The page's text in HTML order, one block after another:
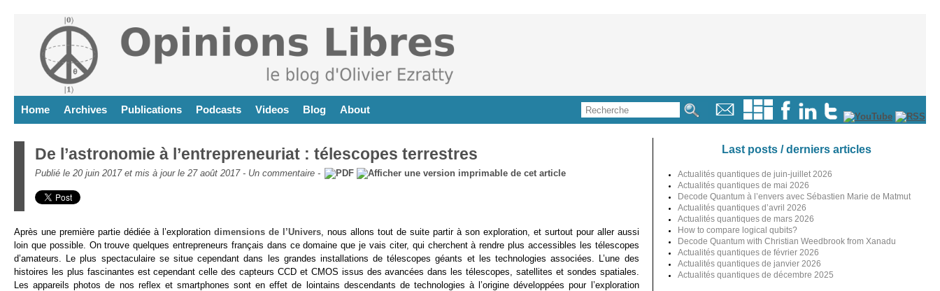
Home Archives Publications Podcasts Videos Blog About
De l’astronomie à l’entrepreneuriat : télescopes terrestres
Publié le 20 juin 2017 et mis à jour le 27 août 2017 - Un commentaire -
Après une première partie dédiée à l’exploration dimensions de l’Univers, nous allons tout de suite partir à son exploration, et surtout pour aller aussi
loin que possible. On trouve quelques entrepreneurs français dans ce domaine que je vais citer, qui cherchent à rendre plus accessibles les télescopes
d’amateurs. Le plus spectaculaire se situe cependant dans les grandes installations de télescopes géants et les technologies associées. L’une des
histoires les plus fascinantes est cependant celle des capteurs CCD et CMOS issus des avancées dans les télescopes, satellites et sondes spatiales.
Les appareils photos de nos reflex et smartphones sont en effet de lointains descendants de technologies à l’origine développées pour l’exploration
Last posts / derniers articles
Actualités quantiques de juin-juillet 2026
Actualités quantiques de mai 2026
Decode Quantum à l’envers avec Sébastien Marie de Matmut
Actualités quantiques d’avril 2026
Actualités quantiques de mars 2026
How to compare logical qubits?
Decode Quantum with Christian Weedbrook from Xanadu
Actualités quantiques de février 2026
Actualités quantiques de janvier 2026
Actualités quantiques de décembre 2025